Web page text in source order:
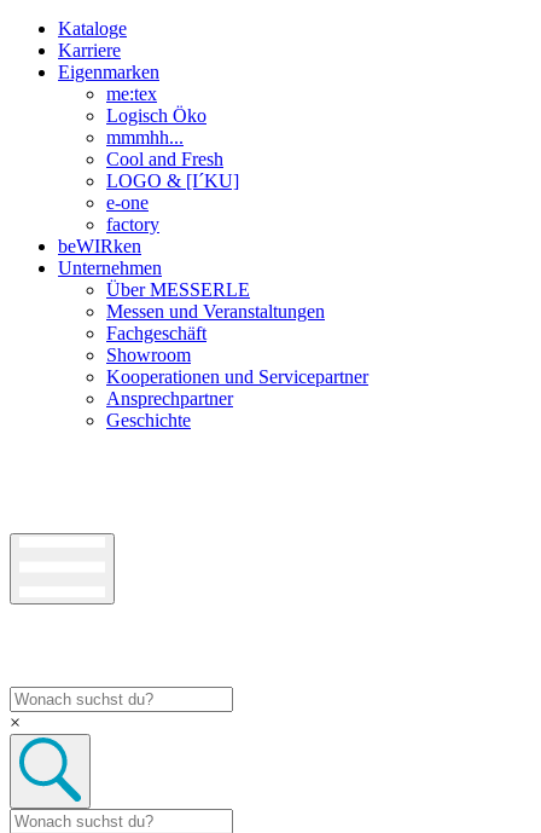
Kataloge
Karriere
Eigenmarken
me:tex
Logisch Öko
mmmhh...
Cool and Fresh
LOGO & [I´KU]
e-one
factory
beWIRken
Unternehmen
Über MESSERLE
Messen und Veranstaltungen
Fachgeschäft
Showroom
Kooperationen und Servicepartner
Ansprechpartner
Geschichte
×